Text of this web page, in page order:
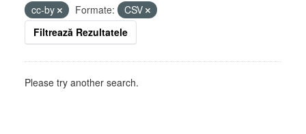
cc-by
Formate:
CSV
Filtrează Rezultatele
Please try another search.